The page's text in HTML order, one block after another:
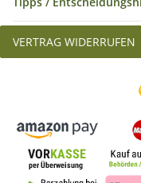
VERTRAG WIDERRUFEN